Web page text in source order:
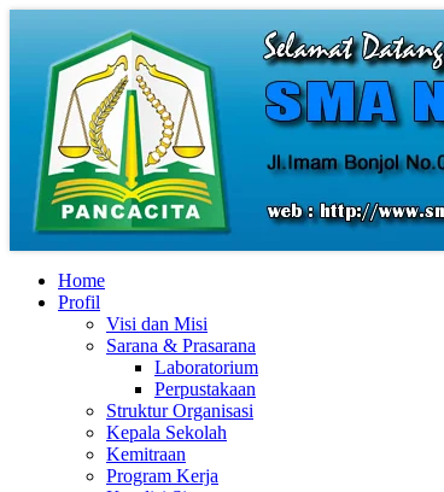
Home
Profil
Visi dan Misi
Sarana & Prasarana
Laboratorium
Perpustakaan
Struktur Organisasi
Kepala Sekolah
Kemitraan
Program Kerja